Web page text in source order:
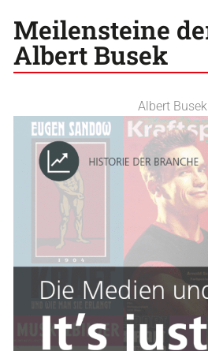
Meilensteine
Albert Busek
Albert Busek